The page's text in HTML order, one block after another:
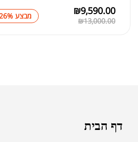
₪13,000.00
₪9,590.00 מבצע 26%
דף הבית